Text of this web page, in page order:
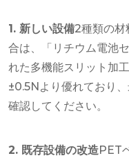
1. 新しい設備2種類の材
合は、「リチウム電池
れた多機能スリット加
±0.5Nより優れており
確認してください。
2. 既存設備の改造PET